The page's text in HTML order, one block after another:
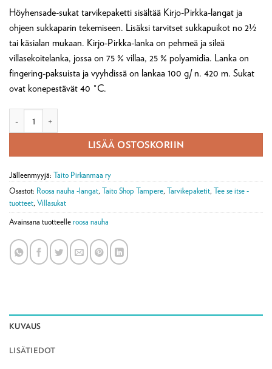
Höyhensade-sukat tarvikepaketti sisältää Kirjo-Pirkka-langat ja
ohjeen sukkaparin tekemiseen. Lisäksi tarvitset sukkapuikot no 2½
tai käsialan mukaan. Kirjo-Pirkka-lanka on pehmeä ja sileä
villasekoitelanka, jossa on 75 % villaa, 25 % polyamidia. Lanka on
fingering-paksuista ja vyyhdissä on lankaa 100 g/ n. 420 m. Sukat
ovat konepestävät 40 °C.
LISÄÄ OSTOSKORIIN
Jälleenmyyjä: Taito Pirkanmaa ry
Osastot: Roosa nauha -langat, Taito Shop Tampere, Tarvikepaketit, Tee se itse -
tuotteet, Villasukat
Avainsana tuotteelle roosa nauha
KUVAUS
LISÄTIEDOT